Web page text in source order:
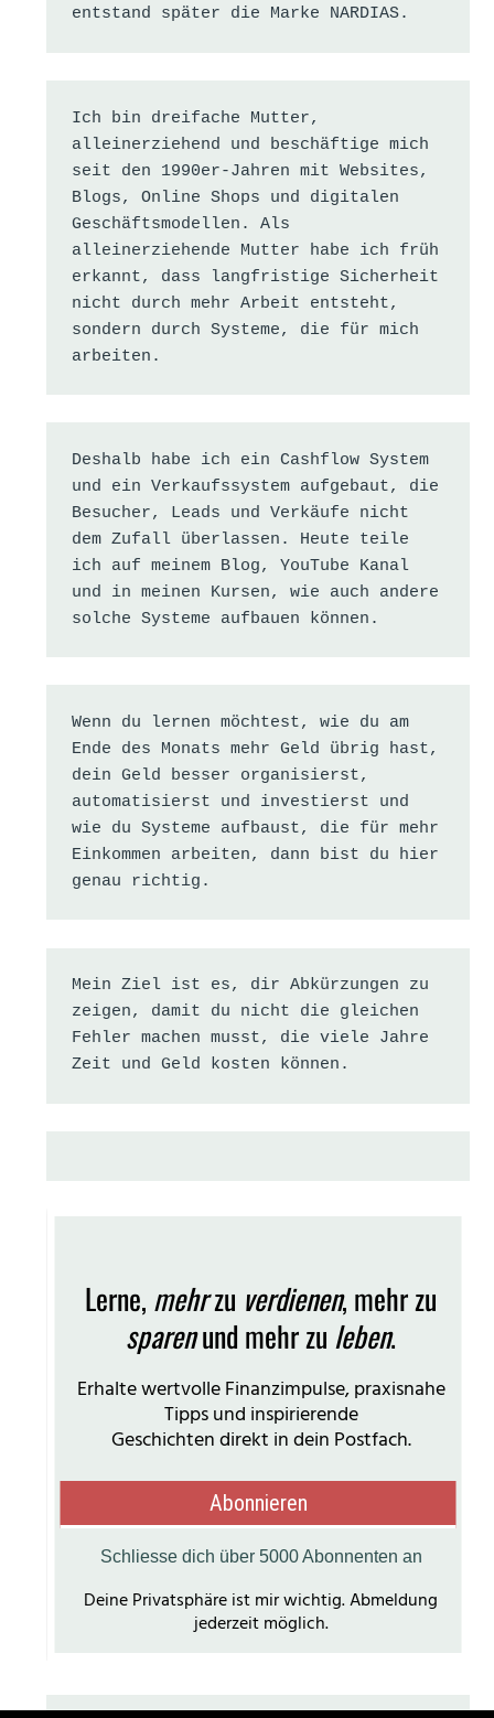
entstand später die Marke NARDIAS.
Ich bin dreifache Mutter,
alleinerziehend und beschäftige mich
seit den 1990er-Jahren mit Websites,
Blogs, Online Shops und digitalen
Geschäftsmodellen. Als
alleinerziehende Mutter habe ich früh
erkannt, dass langfristige Sicherheit
nicht durch mehr Arbeit entsteht,
sondern durch Systeme, die für mich
arbeiten.
Deshalb habe ich ein Cashflow System
und ein Verkaufssystem aufgebaut, die
Besucher, Leads und Verkäufe nicht
dem Zufall überlassen. Heute teile
ich auf meinem Blog, YouTube Kanal
und in meinen Kursen, wie auch andere
solche Systeme aufbauen können.
Wenn du lernen möchtest, wie du am
Ende des Monats mehr Geld übrig hast,
dein Geld besser organisierst,
automatisierst und investierst und
wie du Systeme aufbaust, die für mehr
Einkommen arbeiten, dann bist du hier
genau richtig.
Mein Ziel ist es, dir Abkürzungen zu
zeigen, damit du nicht die gleichen
Fehler machen musst, die viele Jahre
Zeit und Geld kosten können.